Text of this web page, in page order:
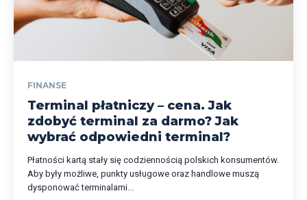
FINANSE
Terminal płatniczy – cena. Jak
zdobyć terminal za darmo? Jak
wybrać odpowiedni terminal?
Płatności kartą stały się codziennością polskich konsumentów.
Aby były możliwe, punkty usługowe oraz handlowe muszą
dysponować terminalami...